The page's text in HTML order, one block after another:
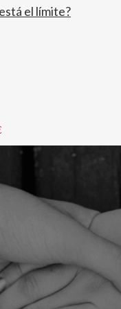
el límite?